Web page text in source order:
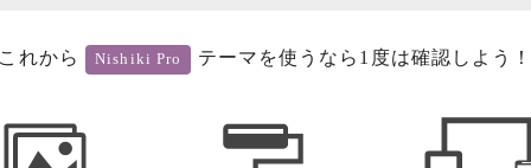
これから Nishiki Pro テーマを使うなら1度は確認しよう